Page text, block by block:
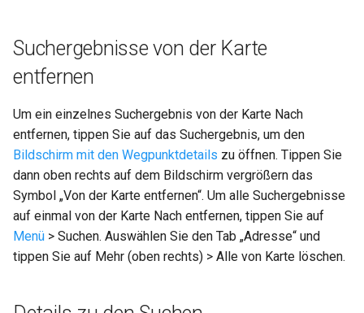
Suchergebnisse von der Karte
entfernen
Um ein einzelnes Suchergebnis von der Karte Nach
entfernen, tippen Sie auf das Suchergebnis, um den
Bildschirm mit den Wegpunktdetails zu öffnen. Tippen Sie
dann oben rechts auf dem Bildschirm vergrößern das
Symbol „Von der Karte entfernen“. Um alle Suchergebnisse
auf einmal von der Karte Nach entfernen, tippen Sie auf
Menü > Suchen. Auswählen Sie den Tab „Adresse“ und
tippen Sie auf Mehr (oben rechts) > Alle von Karte löschen.